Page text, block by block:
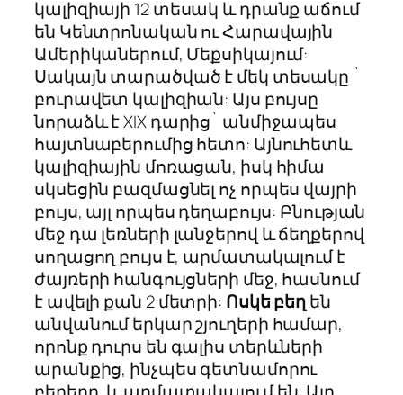
կալիզիայի 12 տեսակ և դրանք աճում
են Կենտրոնական ու Հարավային
Ամերիկաներում, Մեքսիկայում:
Սակայն տարածված է մեկ տեսակը `
բուրավետ կալիզիան: Այս բույսը
նորաձև է ХIХ դարից` անմիջապես
հայտնաբերումից հետո: Այնուհետև
կալիզիային մոռացան, իսկ հիմա
սկսեցին բազմացնել ոչ որպես վայրի
բույս, այլ որպես դեղաբույս: Բնության
մեջ դա լեռների լանջերով և ճեղքերով
սողացող բույս է, արմատակալում է
ժայռերի հանգույցների մեջ, հասնում
է ավելի քան 2 մետրի: Ոսկե բեղեն
անվանում երկար շյուղերի համար,
որոնք դուրս են գալիս տերևների
արանքից, ինչպես գետնամորու